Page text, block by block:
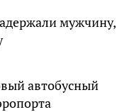
мужчину,
автобусный